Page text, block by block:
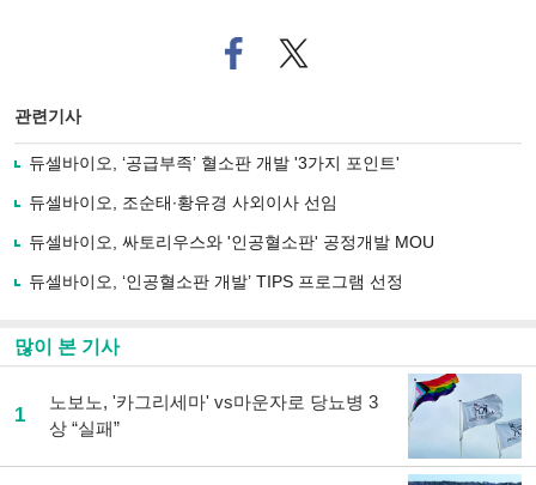
페
이
로
기
사
유
기
트위
터로
관련기사
듀셀바이오, ‘공급부족’ 혈소판 개발 '3가지 포인트'
듀셀바이오, 조순태∙황유경 사외이사 선임
듀셀바이오, 싸토리우스와 '인공혈소판' 공정개발 MOU
듀셀바이오, ‘인공혈소판 개발’ TIPS 프로그램 선정
많이 본 기사
1
노보노, '카그리세마' vs마운자로 당뇨병 3
상 “실패”